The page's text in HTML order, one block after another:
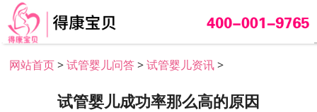
网站首页>试管婴儿问答>试管婴儿资讯>
试管婴儿成功率那么高的原因